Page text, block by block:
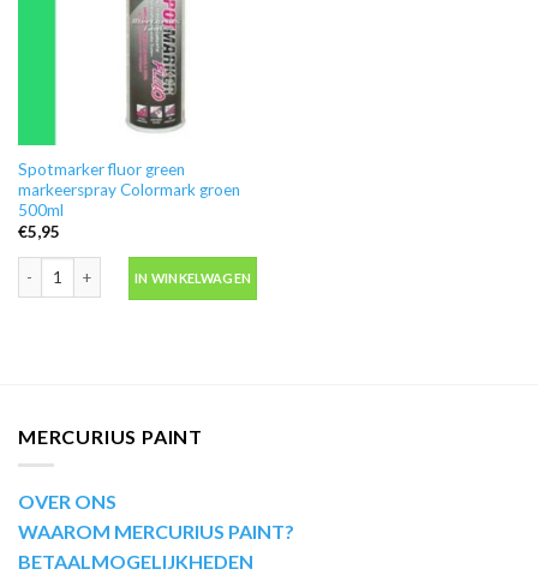
Spotmarker fluor green
markeerspray Colormark groen
500ml
€5,95
Spotmarker fluor green markeerspray Colormark groen 500ml aantal
IN WINKELWAGEN
MERCURIUS PAINT
OVER ONS
WAAROM MERCURIUS PAINT?
BETAALMOGELIJKHEDEN